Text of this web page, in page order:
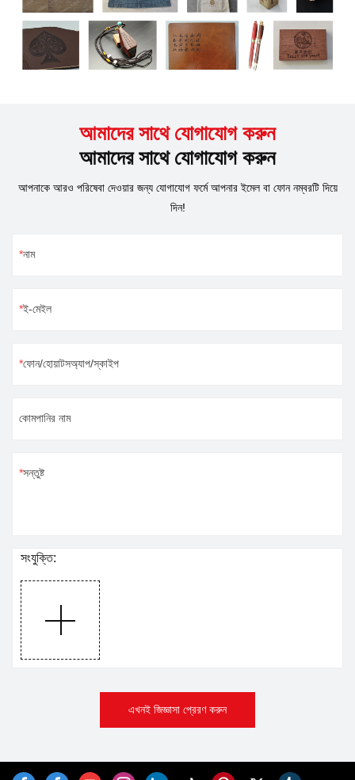
আমাদের সাথে যোগাযোগ করুন
আমাদের সাথে যোগাযোগ করুন
আপনাকে আরও পরিষেবা দেওয়ার জন্য যোগাযোগ ফর্মে আপনার ইমেল বা ফোন নম্বরটি দিয়ে
দিন!
নাম
ই-মেইল
ফোন/হোয়াটসঅ্যাপ/স্কাইপ
কোমপানির নাম
সন্তুষ্ট
সংযুক্তি:
এখনই জিজ্ঞাসা প্রেরণ করুন